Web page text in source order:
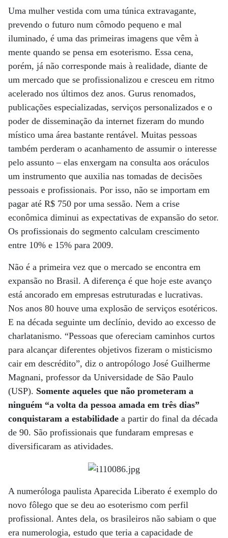
Uma mulher vestida com uma túnica extravagante,
prevendo o futuro num cômodo pequeno e mal
iluminado, é uma das primeiras imagens que vêm à
mente quando se pensa em esoterismo. Essa cena,
porém, já não corresponde mais à realidade, diante de
um mercado que se profissionalizou e cresceu em ritmo
acelerado nos últimos dez anos. Gurus renomados,
publicações especializadas, serviços personalizados e o
poder de disseminação da internet fizeram do mundo
místico uma área bastante rentável. Muitas pessoas
também perderam o acanhamento de assumir o interesse
pelo assunto – elas enxergam na consulta aos oráculos
um instrumento que auxilia nas tomadas de decisões
pessoais e profissionais. Por isso, não se importam em
pagar até R$ 750 por uma sessão. Nem a crise
econômica diminui as expectativas de expansão do setor.
Os profissionais do segmento calculam crescimento
entre 10% e 15% para 2009.
Não é a primeira vez que o mercado se encontra em
expansão no Brasil. A diferença é que hoje este avanço
está ancorado em empresas estruturadas e lucrativas.
Nos anos 80 houve uma explosão de serviços esotéricos.
E na década seguinte um declínio, devido ao excesso de
charlatanismo. “Pessoas que ofereciam caminhos curtos
para alcançar diferentes objetivos fizeram o misticismo
cair em descrédito”, diz o antropólogo José Guilherme
Magnani, professor da Universidade de São Paulo
(USP). Somente aqueles que não prometeram a
ninguém “a volta da pessoa amada em três dias”
conquistaram a estabilidade a partir do final da década
de 90. São profissionais que fundaram empresas e
diversificaram as atividades.
A numeróloga paulista Aparecida Liberato é exemplo do
novo fôlego que se deu ao esoterismo com perfil
profissional. Antes dela, os brasileiros não sabiam o que
era numerologia, estudo que teria a capacidade de